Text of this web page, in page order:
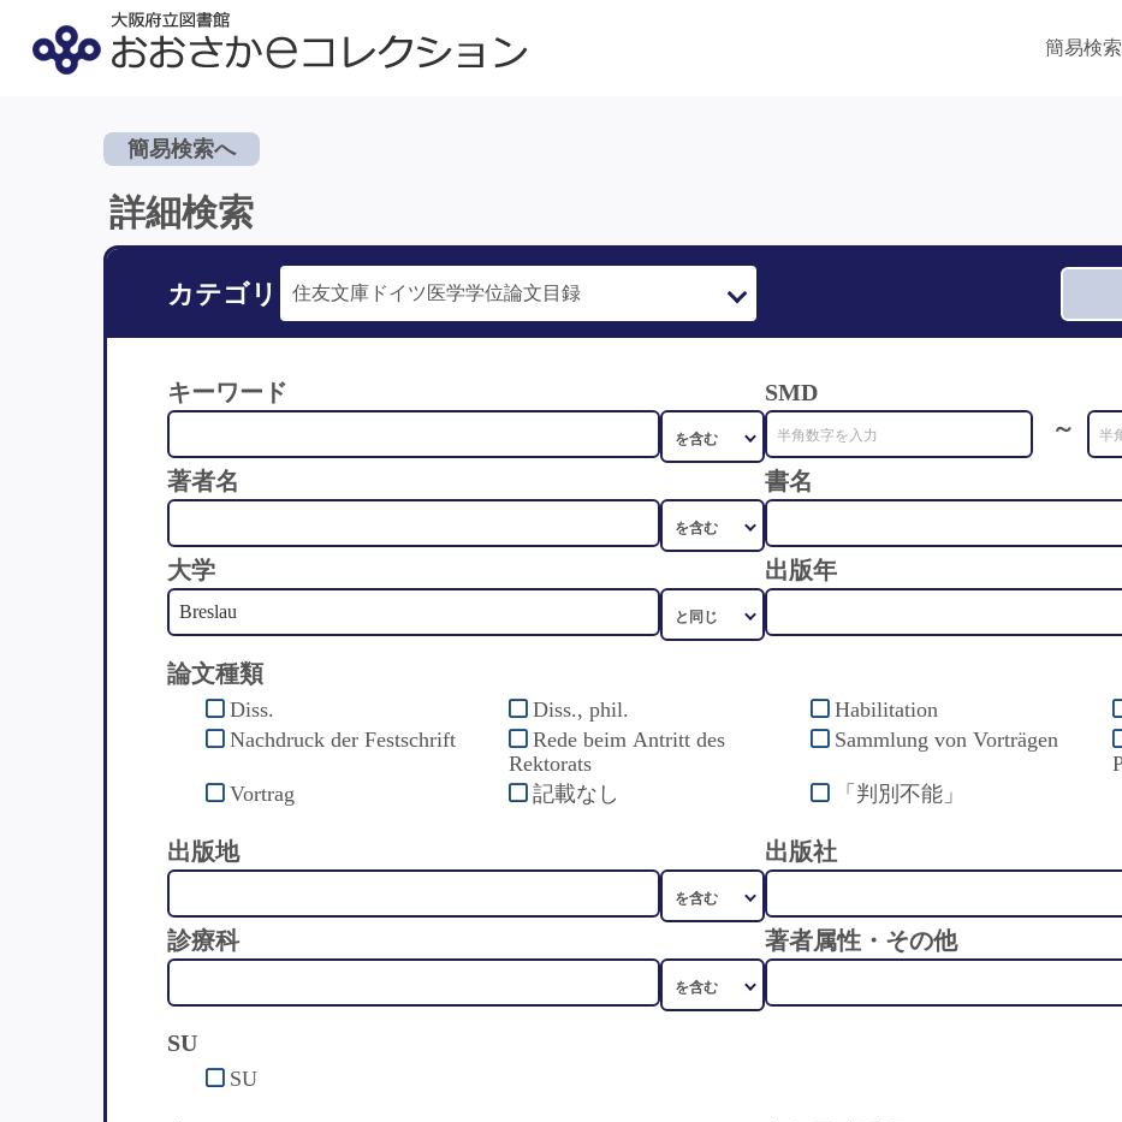
簡易検索
簡易検索へ
詳細検索
カテゴリ
キーワード
SMD
～
著者名
書名
大学 出版年
論文種類
Diss. Diss., phil. Habilitation
Nachdruck der Festschrift
Rede beim Antritt des
Rektorats
Sammlung von Vorträgen
Vortrag
記載なし 「判別不能」
出版地 出版社
診療科 著者属性・その他
SU
SU